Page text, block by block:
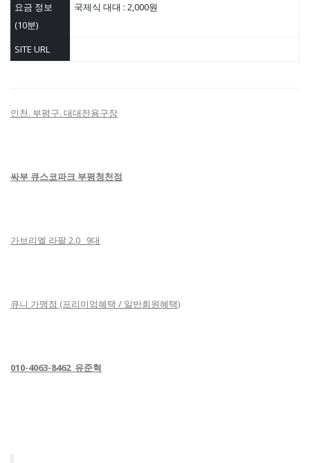
요금 정보
(10분)
국제식 대대 : 2,000원
SITE URL
​인천. 부평구. 대대전용구장
싸부 큐스코파크 부평청천점
가브리엘 라팔 2.0 9대​
큐니 가맹점 (프리미엄혜택 / 일반회원혜택)
010-4063-8462 유준혁